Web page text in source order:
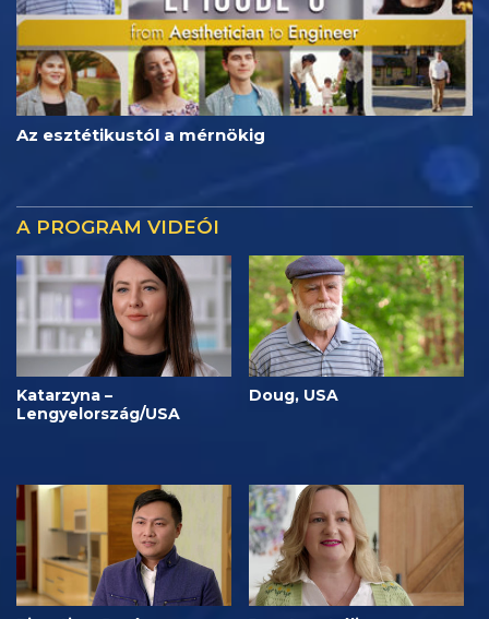
Az esztétikustól a mérnökig
A PROGRAM VIDEÓI
Katarzyna –
Lengyelország/USA
Doug, USA